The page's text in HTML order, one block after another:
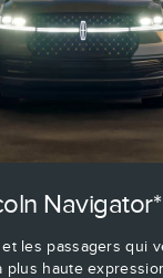
les passagers qui
plus haute